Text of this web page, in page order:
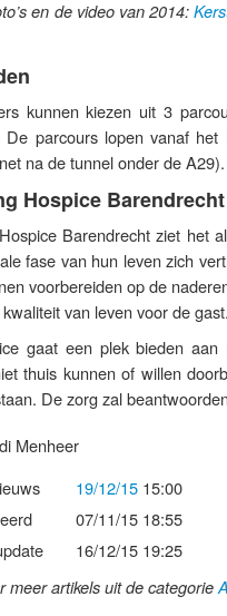
en de video van 2014:
kunnen kiezen uit 3
De parcours lopen vanaf
na de tunnel onder de A29).
Hospice Barendrecht
Barendrecht ziet het
fase van hun leven zich
voorbereiden op de
van leven voor de gast.
gaat een plek bieden
thuis kunnen of willen
De zorg zal
Menheer
19/12/15 15:00
07/11/15 18:55
16/12/15 19:25
meer artikels uit de categorie